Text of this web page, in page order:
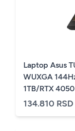
Laptop Asus
WUXGA
1TB/RTX
134.810 RSD